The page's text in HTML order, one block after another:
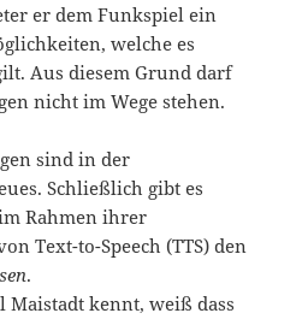
er dem Funkspiel ein
welche es
Aus diesem Grund darf
nicht im Wege stehen.
sind in der
Schließlich gibt es
Rahmen ihrer
Text-to-Speech (TTS) den
.
Maistadt kennt, weiß dass